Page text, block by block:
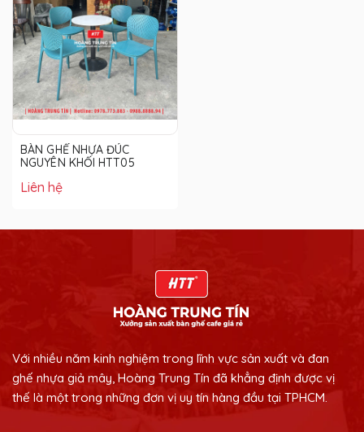
BÀN GHẾ NHỰA ĐÚC
NGUYÊN KHỐI HTT05
Liên hệ
Với nhiều năm kinh nghiệm trong lĩnh vực sản xuất và đan
ghế nhựa giả mây, Hoàng Trung Tín đã khẳng định được vị
thế là một trong những đơn vị uy tín hàng đầu tại TPHCM.